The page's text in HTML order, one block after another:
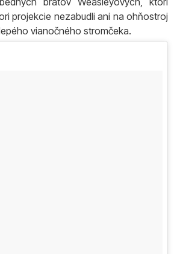
projekcie nezabudli ani na ohňostroj
vianočného stromčeka.